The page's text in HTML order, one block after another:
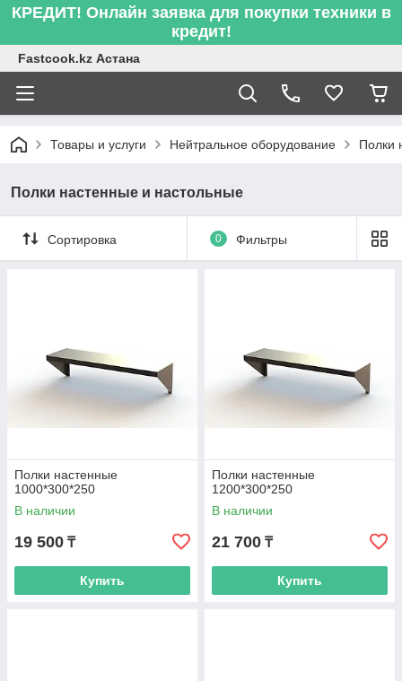
КРЕДИТ! Онлайн заявка для покупки техники в
кредит!
Fastcook.kz Астана
Товары и услуги Нейтральное оборудование Полки
Полки настенные и настольные
Сортировка 0 Фильтры
Полки настенные
1000*300*250
В наличии
19 500 ₸
Купить
Полки настенные
1200*300*250
В наличии
21 700 ₸
Купить